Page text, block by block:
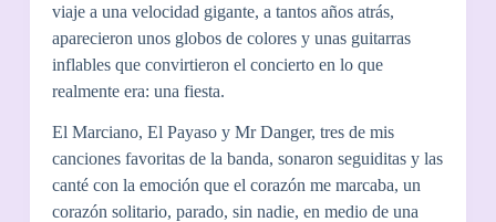
viaje a una velocidad gigante, a tantos años atrás,
aparecieron unos globos de colores y unas guitarras
inflables que convirtieron el concierto en lo que
realmente era: una fiesta.
El Marciano, El Payaso y Mr Danger, tres de mis
canciones favoritas de la banda, sonaron seguiditas y las
canté con la emoción que el corazón me marcaba, un
corazón solitario, parado, sin nadie, en medio de una